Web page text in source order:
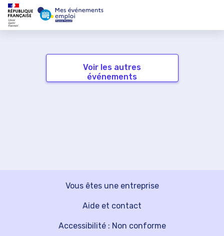
Voir les autres
événements
Vous êtes une entreprise
Aide et contact
Accessibilité : Non conforme